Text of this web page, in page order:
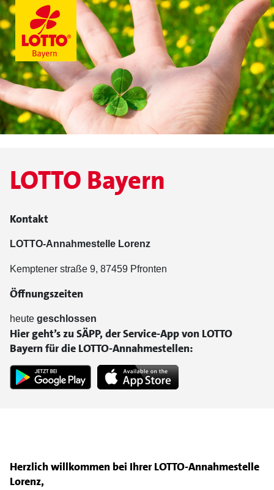
Herzlich willkommen bei Ihrer LOTTO-Annahmestelle
Lorenz,
LOTTO Bayern
Kontakt
LOTTO-Annahmestelle Lorenz
Kemptener straße 9, 87459 Pfronten
Öffnungszeiten
heute geschlossen
Hier geht’s zu SÄPP, der Service-App von LOTTO
Bayern für die LOTTO-Annahmestellen: